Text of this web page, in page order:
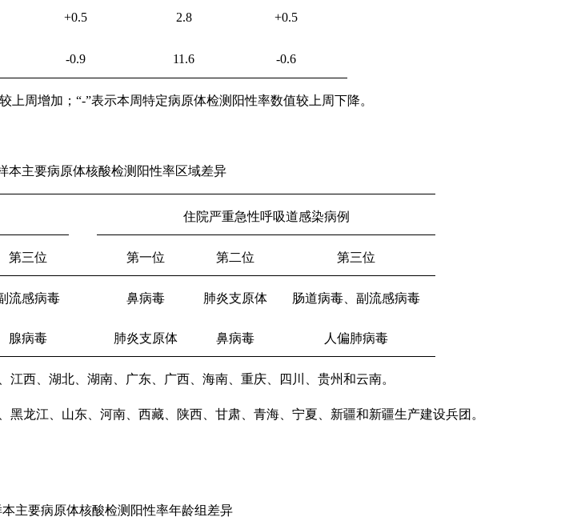
+0.5 2.8 +0.5
-0.9 11.6 -0.6
上周增加；“-”表示本周特定病原体检测阳性率数值较上周下降。
本主要病原体核酸检测阳性率区域差异
住院严重急性呼吸道感染病例
第三位 第一位 第二位 第三位
流感病毒 鼻病毒 肺炎支原体 肠道病毒、副流感病毒
腺病毒 肺炎支原体 鼻病毒 人偏肺病毒
西、湖北、湖南、广东、广西、海南、重庆、四川、贵州和云南。
龙江、山东、河南、西藏、陕西、甘肃、青海、宁夏、新疆和新疆生产建设兵团。
本主要病原体核酸检测阳性率年龄组差异